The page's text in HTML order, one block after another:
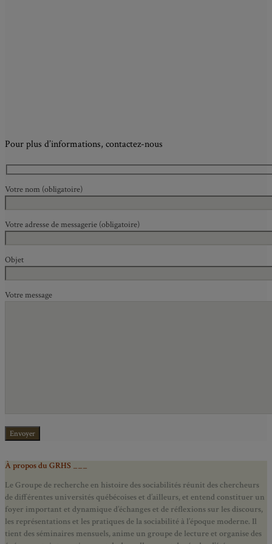
Pour plus d’informations, contactez-nous
Votre nom (obligatoire)
Votre adresse de messagerie (obligatoire)
Objet
Votre message
À propos du GRHS ___
Le Groupe de recherche en histoire des sociabilités réunit des chercheurs
de différentes universités québécoises et d’ailleurs, et entend constituer un
foyer important et dynamique d’échanges et de réflexions sur les discours,
les représentations et les pratiques de la sociabilité à l’époque moderne. Il
tient des séminaires mensuels, anime un groupe de lecture et organise des